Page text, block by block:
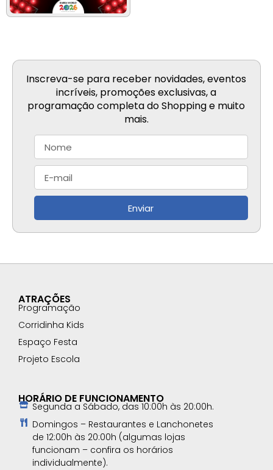
Inscreva-se para receber novidades, eventos
incríveis, promoções exclusivas, a
programação completa do Shopping e muito
mais.
Enviar
ATRAÇÕES
Programação
Corridinha Kids
Espaço Festa
Projeto Escola
HORÁRIO DE FUNCIONAMENTO
Segunda a Sábado, das 10:00h às 20:00h.
Domingos – Restaurantes e Lanchonetes
de 12:00h às 20:00h (algumas lojas
funcionam – confira os horários
individualmente).